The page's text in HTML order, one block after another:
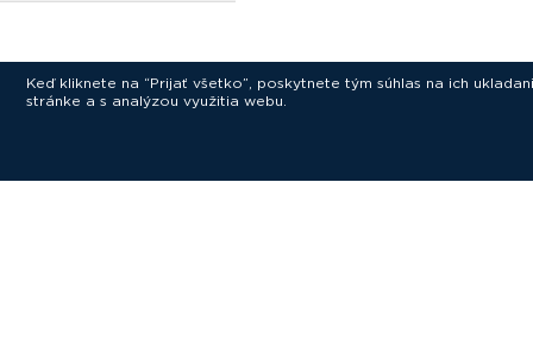
Keď kliknete na “Prijať všetko”, poskytnete tým súhlas na ich
stránke a s analýzou využitia webu.